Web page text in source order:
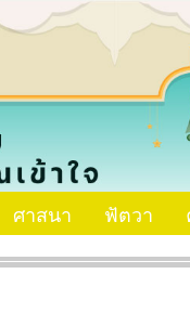
ศาสนา ฟัตวา